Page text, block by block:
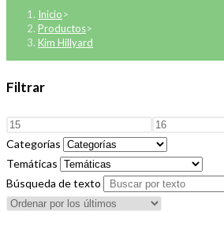
Inicio>
Productos>
Kim Hillyard
Filtrar
Categorías
Temáticas
Búsqueda de texto